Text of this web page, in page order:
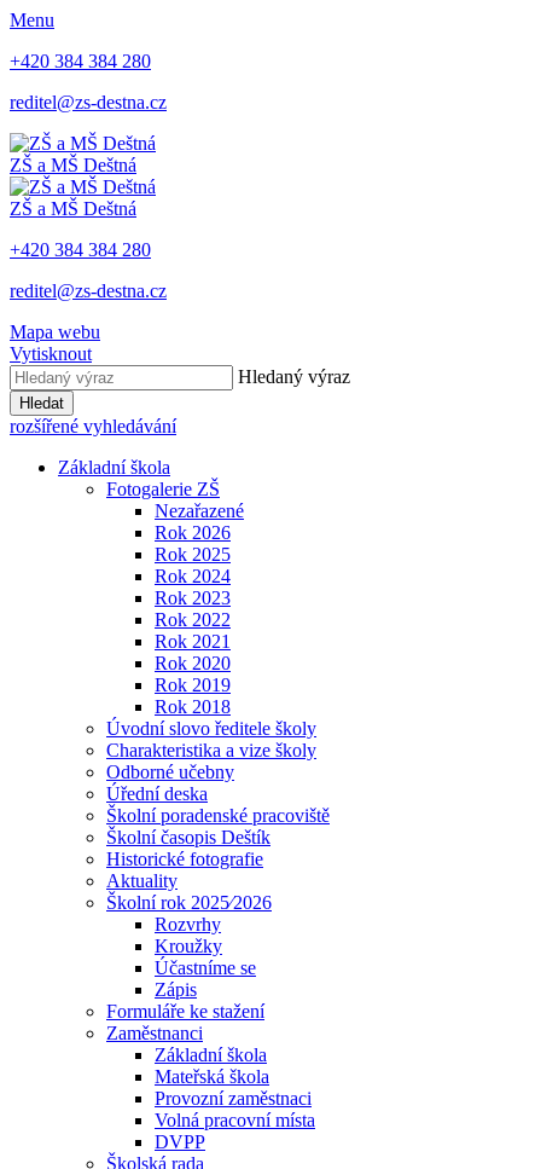
Menu
+420 384 384 280
reditel@zs-destna.cz
ZŠ a MŠ Deštná
ZŠ a MŠ Deštná
+420 384 384 280
reditel@zs-destna.cz
Mapa webu
Vytisknout
Hledaný výraz
Hledat
rozšířené vyhledávání
Základní škola
Fotogalerie ZŠ
Nezařazené
Rok 2026
Rok 2025
Rok 2024
Rok 2023
Rok 2022
Rok 2021
Rok 2020
Rok 2019
Rok 2018
Úvodní slovo ředitele školy
Charakteristika a vize školy
Odborné učebny
Úřední deska
Školní poradenské pracoviště
Školní časopis Deštík
Historické fotografie
Aktuality
Školní rok 2025⁄2026
Rozvrhy
Kroužky
Účastníme se
Zápis
Formuláře ke stažení
Zaměstnanci
Základní škola
Mateřská škola
Provozní zaměstnaci
Volná pracovní místa
DVPP
Školská rada